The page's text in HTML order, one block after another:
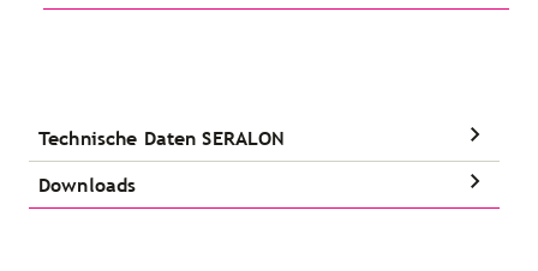
Technische Daten SERALON
Downloads